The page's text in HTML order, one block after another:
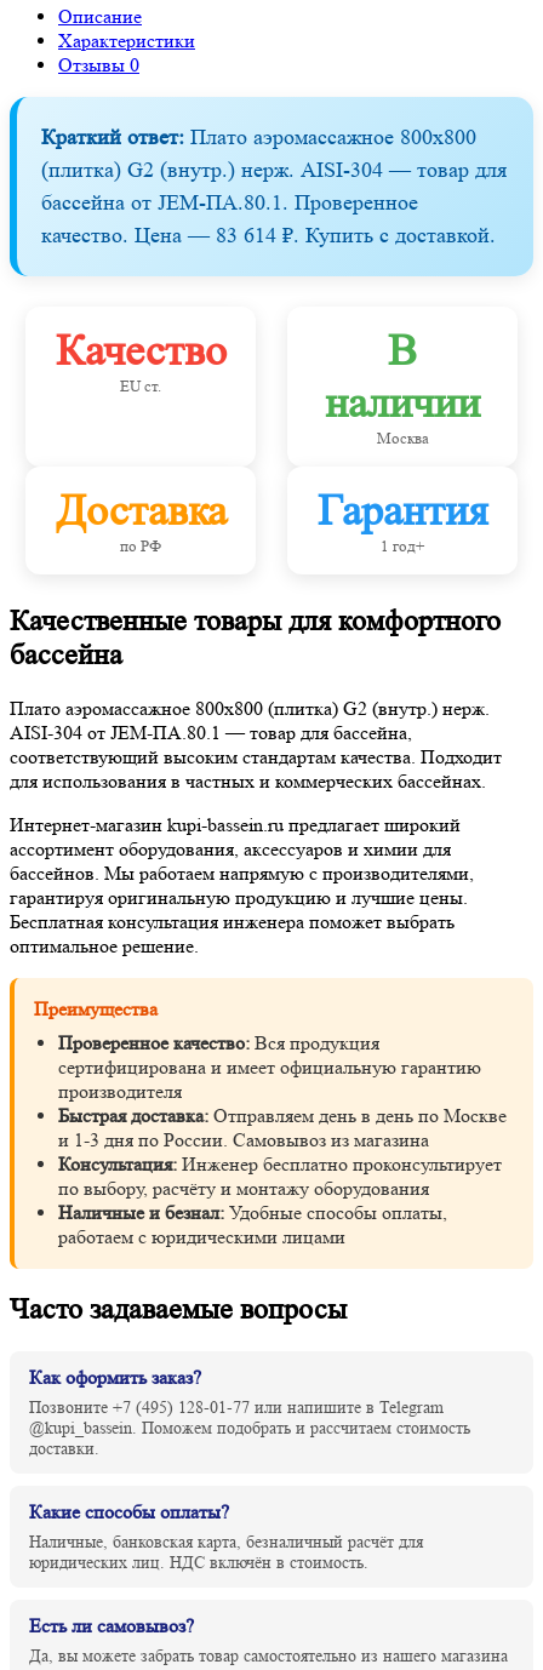
Описание
Характеристики
Отзывы 0
Краткий ответ: Плато аэромассажное 800х800
(плитка) G2 (внутр.) нерж. AISI-304 — товар для
бассейна от JEM-ПА.80.1. Проверенное
качество. Цена — 83 614 ₽. Купить с доставкой.
Качество
EU ст.
В
наличии
Москва
Доставка
по РФ
Гарантия
1 год+
Качественные товары для комфортного
бассейна
Плато аэромассажное 800х800 (плитка) G2 (внутр.) нерж.
AISI-304 от JEM-ПА.80.1 — товар для бассейна,
соответствующий высоким стандартам качества. Подходит
для использования в частных и коммерческих бассейнах.
Интернет-магазин kupi-bassein.ru предлагает широкий
ассортимент оборудования, аксессуаров и химии для
бассейнов. Мы работаем напрямую с производителями,
гарантируя оригинальную продукцию и лучшие цены.
Бесплатная консультация инженера поможет выбрать
оптимальное решение.
Преимущества
Проверенное качество: Вся продукция
сертифицирована и имеет официальную гарантию
производителя
Быстрая доставка: Отправляем день в день по Москве
и 1-3 дня по России. Самовывоз из магазина
Консультация: Инженер бесплатно проконсультирует
по выбору, расчёту и монтажу оборудования
Наличные и безнал: Удобные способы оплаты,
работаем с юридическими лицами
Часто задаваемые вопросы
Как оформить заказ?
Позвоните +7 (495) 128-01-77 или напишите в Telegram
@kupi_bassein. Поможем подобрать и рассчитаем стоимость
доставки.
Какие способы оплаты?
Наличные, банковская карта, безналичный расчёт для
юридических лиц. НДС включён в стоимость.
Есть ли самовывоз?
Да, вы можете забрать товар самостоятельно из нашего магазина